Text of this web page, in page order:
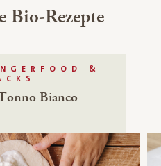
Bio-Rezepte
&
Bianco